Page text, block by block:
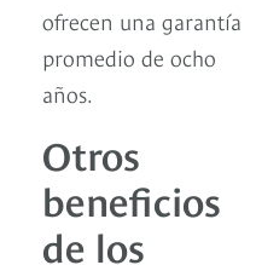
ofrecen una garantía
promedio de ocho
años.
Otros
beneficios
de los